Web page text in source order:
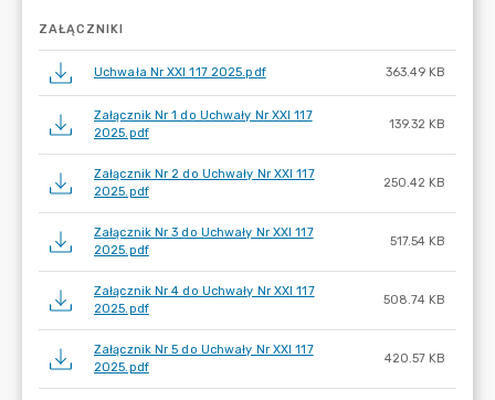
ZAŁĄCZNIKI
Uchwała Nr XXI 117 2025.pdf 363.49 KB
Załącznik Nr 1 do Uchwały Nr XXI 117
2025.pdf
139.32 KB
Załącznik Nr 2 do Uchwały Nr XXI 117
2025.pdf
250.42 KB
Załącznik Nr 3 do Uchwały Nr XXI 117
2025.pdf
517.54 KB
Załącznik Nr 4 do Uchwały Nr XXI 117
2025.pdf
508.74 KB
Załącznik Nr 5 do Uchwały Nr XXI 117
2025.pdf
420.57 KB